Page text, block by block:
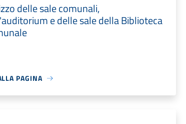
delle sale comunali,
e delle sale della Biblioteca
PAGINA